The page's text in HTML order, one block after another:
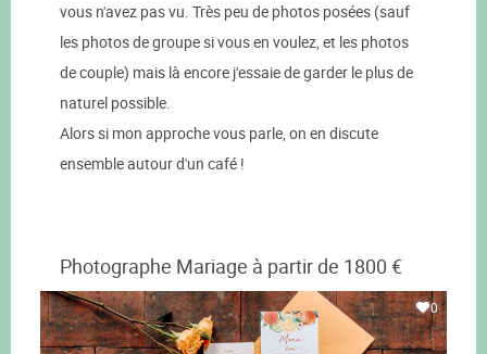
vous n'avez pas vu. Très peu de photos posées (sauf
les photos de groupe si vous en voulez, et les photos
de couple) mais là encore j'essaie de garder le plus de
naturel possible.
Alors si mon approche vous parle, on en discute
ensemble autour d'un café !
Photographe Mariage à partir de 1800 €
0